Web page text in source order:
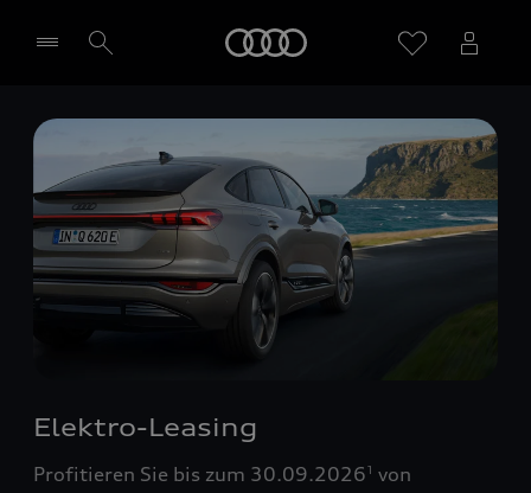
Händler wählen
Elektro-Leasing
Profitieren Sie bis zum 30.09.20261 von